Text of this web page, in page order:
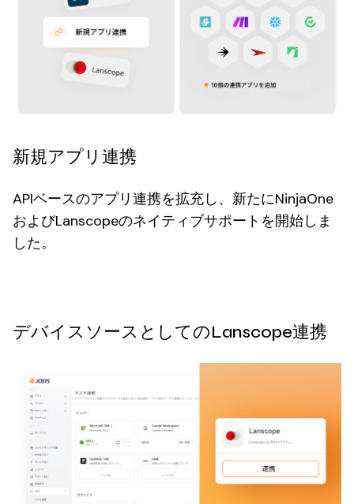
新規アプリ連携
APIベースのアプリ連携を拡充し、新たにNinjaOne
およびLanscopeのネイティブサポートを開始しま
した。
デバイスソースとしてのLanscope連携